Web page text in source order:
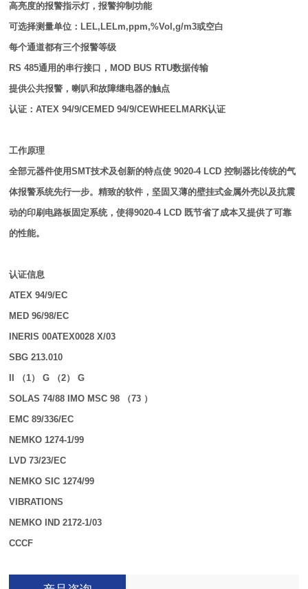
高亮度的报警指示灯，报警抑制功能
可选择测量单位：LEL,LELm,ppm,%Vol,g/m3或空白
每个通道都有三个报警等级
RS 485通用的串行接口，MOD BUS RTU数据传输
提供公共报警，喇叭和故障继电器的触点
认证：ATEX 94/9/CEMED 94/9/CEWHEELMARK认证
工作原理
全部元器件使用SMT技术及创新的特点使 9020-4 LCD 控制器比传统的气
体报警系统先行一步。精致的软件，坚固又薄的壁挂式金属外壳以及抗震
动的印刷电路板固定系统，使得9020-4 LCD 既节省了成本又提供了可靠
的性能。
认证信息
ATEX 94/9/EC
MED 96/98/EC
INERIS 00ATEX0028 X/03
SBG 213.010
II （1） G （2） G
SOLAS 74/88 IMO MSC 98 （73 ）
EMC 89/336/EC
NEMKO 1274-1/99
LVD 73/23/EC
NEMKO SIC 1274/99
VIBRATIONS
NEMKO IND 2172-1/03
CCCF